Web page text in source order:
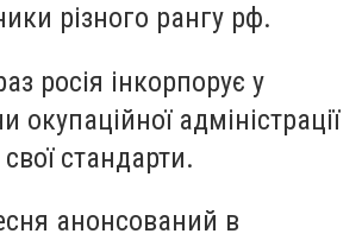
різного рангу рф.
росія інкорпорує у
окупаційної адміністрації
стандарти.
анонсований в